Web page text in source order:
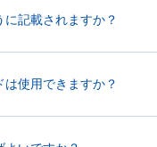
記載されますか？
使用できますか？